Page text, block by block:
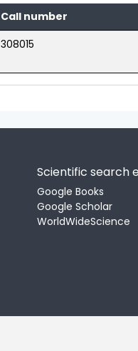
Call number
308015
Scientific search
Google Books
Google Scholar
WorldWideScience